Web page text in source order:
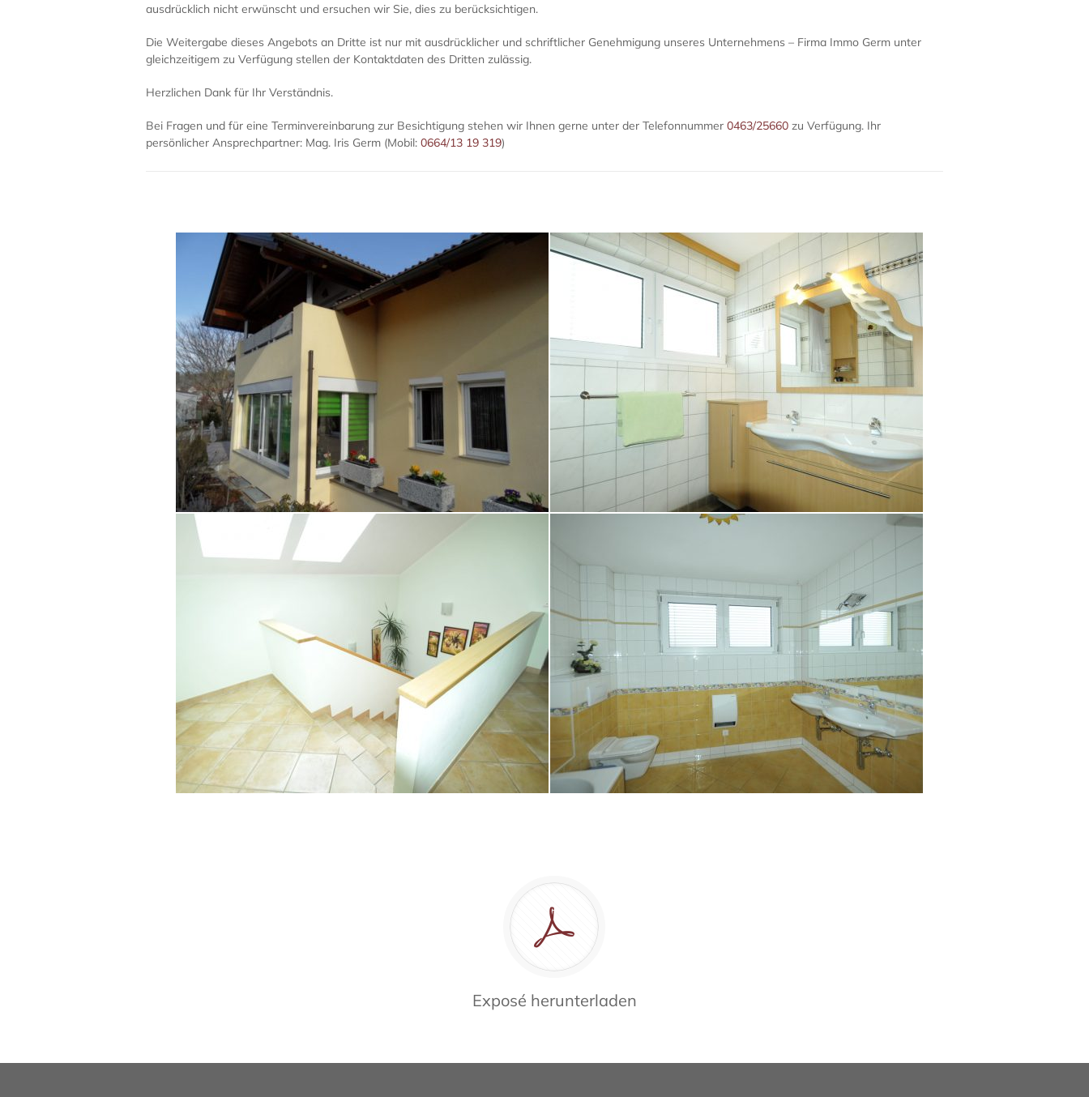
ausdrücklich nicht erwünscht und ersuchen wir Sie, dies zu berücksichtigen.
Die Weitergabe dieses Angebots an Dritte ist nur mit ausdrücklicher und schriftlicher Genehmigung unseres Unternehmens – Firma Immo Germ unter
gleichzeitigem zu Verfügung stellen der Kontaktdaten des Dritten zulässig.
Herzlichen Dank für Ihr Verständnis.
Bei Fragen und für eine Terminvereinbarung zur Besichtigung stehen wir Ihnen gerne unter der Telefonnummer0463/25660 zu Verfügung. Ihr
persönlicher Ansprechpartner: Mag. Iris Germ (Mobil:0664/13 19 319)
Exposé herunterladen